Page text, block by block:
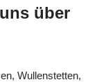
über
Wullenstetten,